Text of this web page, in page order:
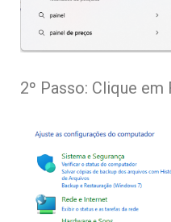
2º Passo: Clique